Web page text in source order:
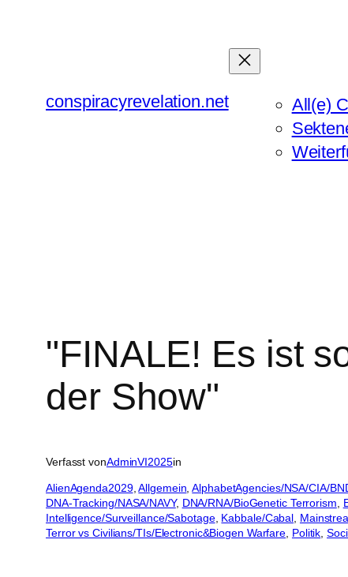
conspiracyrevelation.net
All(e)
"FINALE! Es ist
der Show"
Verfasst vonAdminVI2025in
AlienAgenda2029, Allgemein, AlphabetAgencies/NSA/CIA/
DNA-Tracking/NASA/NAVY, DNA/RNA/BioGenetic Terrorism,
Intelligence/Surveillance/Sabotage, Kabbale/Cabal,
Terror vs Civilians/TIs/Electronic&Biogen Warfare, Politik,